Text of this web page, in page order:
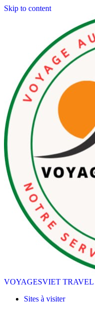
Skip to content
VOYAGESVIET TRAVEL
Sites à visiter